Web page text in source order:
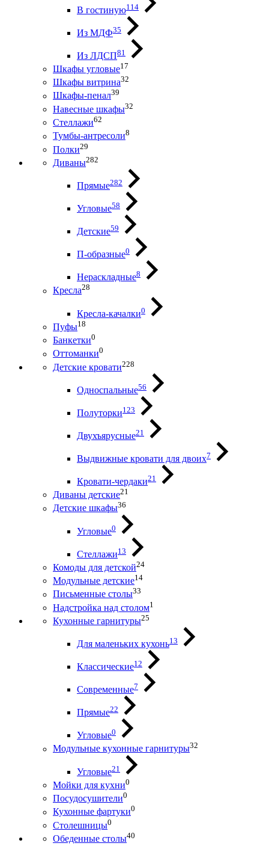
В гостиную114
Из МДФ35
Из ЛДСП81
Шкафы угловые17
Шкафы витрина32
Шкафы-пенал39
Навесные шкафы32
Стеллажи62
Тумбы-антресоли8
Полки29
Диваны282
Прямые282
Угловые58
Детские59
П-образные0
Нераскладные8
Кресла28
Кресла-качалки0
Пуфы18
Банкетки0
Оттоманки0
Детские кровати228
Односпальные56
Полуторки123
Двухъярусные21
Выдвижные кровати для двоих7
Кровати-чердаки21
Диваны детские21
Детские шкафы36
Угловые0
Стеллажи13
Комоды для детской24
Модульные детские14
Письменные столы33
Надстройка над столом1
Кухонные гарнитуры25
Для маленьких кухонь13
Классические12
Современные7
Прямые22
Угловые0
Модульные кухонные гарнитуры32
Угловые21
Мойки для кухни0
Посудосушители0
Кухонные фартуки0
Столешницы0
Обеденные столы40